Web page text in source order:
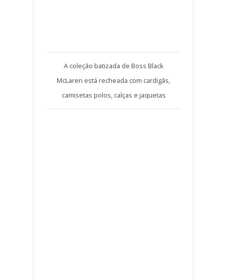
A coleção batizada de Boss Black
McLaren está recheada com cardigãs,
camisetas polos, calças e jaquetas